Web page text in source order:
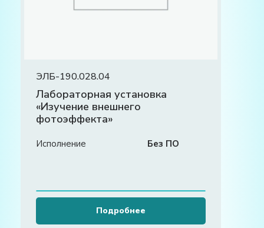
ЭЛБ-190.028.04
Лабораторная установка
«Изучение внешнего
фотоэффекта»
Исполнение Без ПО
Подробнее